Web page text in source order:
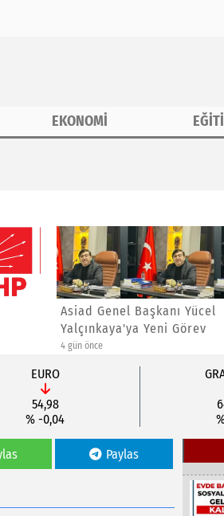
EKONOMİ
Asiad Genel Başkanı Yücel
Yalçınkaya'ya Yeni Görev
4 gün önce
EURO
54,98
% -0,04
Paylas